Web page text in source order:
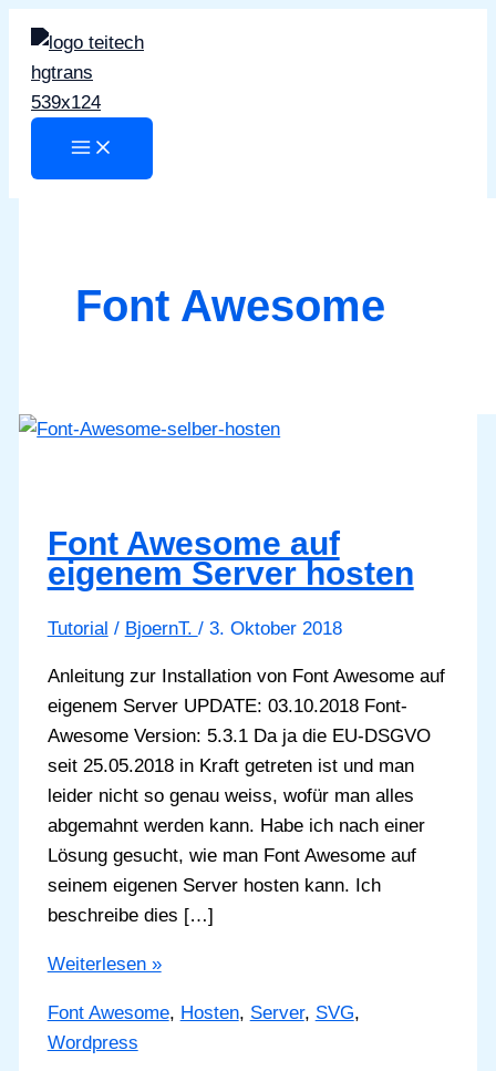
Zum
Inhalt
springen
Font Awesome
Font Awesome auf
eigenem Server hosten
Tutorial / BjoernT. / 3. Oktober 2018
Anleitung zur Installation von Font Awesome auf
eigenem Server UPDATE: 03.10.2018 Font-
Awesome Version: 5.3.1 Da ja die EU-DSGVO
seit 25.05.2018 in Kraft getreten ist und man
leider nicht so genau weiss, wofür man alles
abgemahnt werden kann. Habe ich nach einer
Lösung gesucht, wie man Font Awesome auf
seinem eigenen Server hosten kann. Ich
beschreibe dies […]
Font
auf
eigenem
Weiterlesen »
Font Awesome, Hosten, Server, SVG,
Wordpress